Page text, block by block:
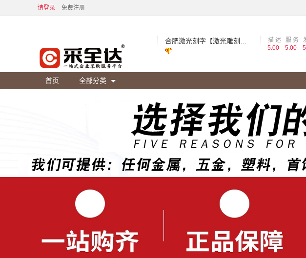
请登录 免费注册
描 述
5.00
服 务
5.00
首页 全部分类